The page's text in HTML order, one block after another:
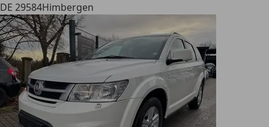
DE 29584Himbergen